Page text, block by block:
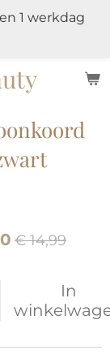
1 werkdag
€ 14,99
In